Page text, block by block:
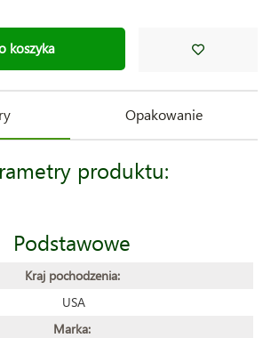
koszyka
Opakowanie
produktu:
Podstawowe
Kraj pochodzenia:
USA
Marka: